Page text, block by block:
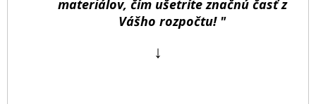
materiálov, čím ušetríte značnú časť z
Vášho rozpočtu! "
↓